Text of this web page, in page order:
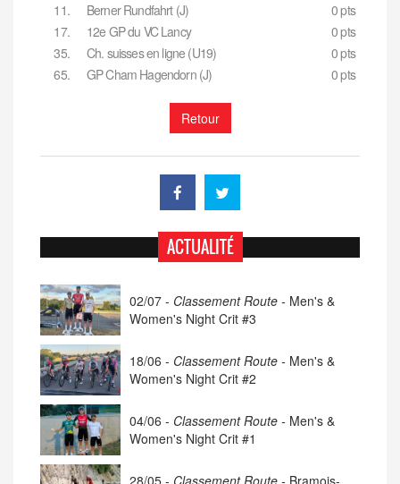
11.
Berner Rundfahrt (J)
0 pts
17.
12e GP du VC Lancy
0 pts
35.
Ch. suisses en ligne (U19)
0 pts
65.
GP Cham Hagendorn (J) 0 pts
Retour
ACTUALITÉ
02/07 - Classement Route - Men's &
Women's Night Crit #3
18/06 - Classement Route - Men's &
Women's Night Crit #2
04/06 - Classement Route - Men's &
Women's Night Crit #1